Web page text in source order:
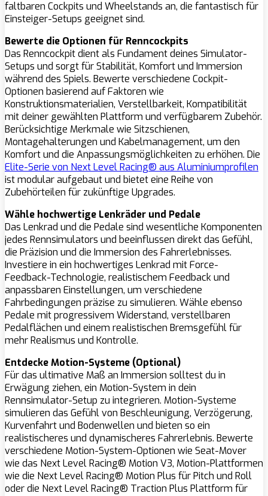
faltbaren Cockpits und Wheelstands an, die fantastisch für
Einsteiger-Setups geeignet sind.
Bewerte die Optionen für Renncockpits
Das Renncockpit dient als Fundament deines Simulator-
Setups und sorgt für Stabilität, Komfort und Immersion
während des Spiels. Bewerte verschiedene Cockpit-
Optionen basierend auf Faktoren wie
Konstruktionsmaterialien, Verstellbarkeit, Kompatibilität
mit deiner gewählten Plattform und verfügbarem Zubehör.
Berücksichtige Merkmale wie Sitzschienen,
Montagehalterungen und Kabelmanagement, um den
Komfort und die Anpassungsmöglichkeiten zu erhöhen. Die
Elite-Serie von Next Level Racing® aus Aluminiumprofilen
ist modular aufgebaut und bietet eine Reihe von
Zubehörteilen für zukünftige Upgrades.
Wähle hochwertige Lenkräder und Pedale
Das Lenkrad und die Pedale sind wesentliche Komponenten
jedes Rennsimulators und beeinflussen direkt das Gefühl,
die Präzision und die Immersion des Fahrerlebnisses.
Investiere in ein hochwertiges Lenkrad mit Force-
Feedback-Technologie, realistischem Feedback und
anpassbaren Einstellungen, um verschiedene
Fahrbedingungen präzise zu simulieren. Wähle ebenso
Pedale mit progressivem Widerstand, verstellbaren
Pedalflächen und einem realistischen Bremsgefühl für
mehr Realismus und Kontrolle.
Entdecke Motion-Systeme (Optional)
Für das ultimative Maß an Immersion solltest du in
Erwägung ziehen, ein Motion-System in dein
Rennsimulator-Setup zu integrieren. Motion-Systeme
simulieren das Gefühl von Beschleunigung, Verzögerung,
Kurvenfahrt und Bodenwellen und bieten so ein
realistischeres und dynamischeres Fahrerlebnis. Bewerte
verschiedene Motion-System-Optionen wie Seat-Mover
wie das Next Level Racing® Motion V3, Motion-Plattformen
wie die Next Level Racing® Motion Plus für Pitch und Roll
oder die Next Level Racing® Traction Plus Plattform für